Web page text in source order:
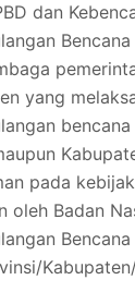
dan
yang
pada
oleh Badan